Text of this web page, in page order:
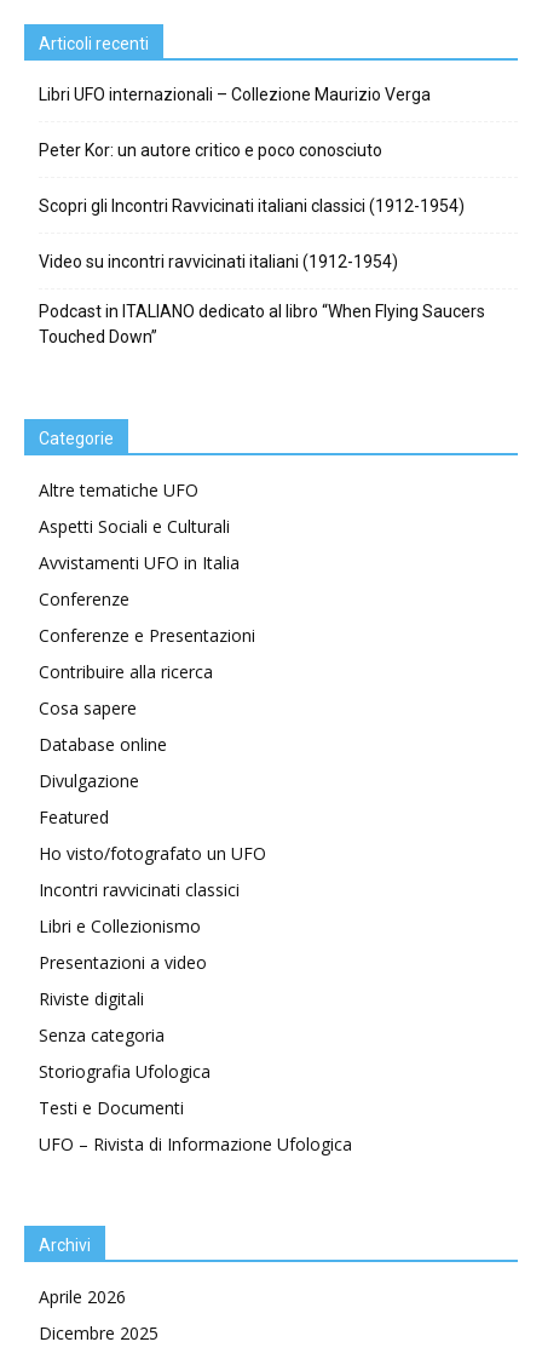
Articoli recenti
Libri UFO internazionali – Collezione Maurizio Verga
Peter Kor: un autore critico e poco conosciuto
Scopri gli Incontri Ravvicinati italiani classici (1912-1954)
Video su incontri ravvicinati italiani (1912-1954)
Podcast in ITALIANO dedicato al libro “When Flying Saucers
Touched Down”
Categorie
Altre tematiche UFO
Aspetti Sociali e Culturali
Avvistamenti UFO in Italia
Conferenze
Conferenze e Presentazioni
Contribuire alla ricerca
Cosa sapere
Database online
Divulgazione
Featured
Ho visto/fotografato un UFO
Incontri ravvicinati classici
Libri e Collezionismo
Presentazioni a video
Riviste digitali
Senza categoria
Storiografia Ufologica
Testi e Documenti
UFO – Rivista di Informazione Ufologica
Archivi
Aprile 2026
Dicembre 2025